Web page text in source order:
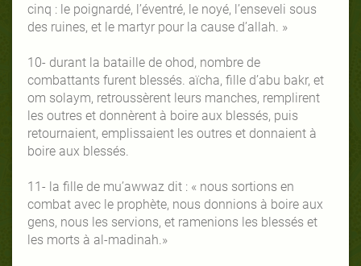
cinq : le poignardé, l’éventré, le noyé, l’enseveli sous
des ruines, et le martyr pour la cause d’allah. »
10- durant la bataille de ohod, nombre de
combattants furent blessés. aïcha, fille d’abu bakr, et
om solaym, retroussèrent leurs manches, remplirent
les outres et donnèrent à boire aux blessés, puis
retournaient, emplissaient les outres et donnaient à
boire aux blessés.
11- la fille de mu’awwaz dit : « nous sortions en
combat avec le prophète, nous donnions à boire aux
gens, nous les servions, et ramenions les blessés et
les morts à al-madinah.»